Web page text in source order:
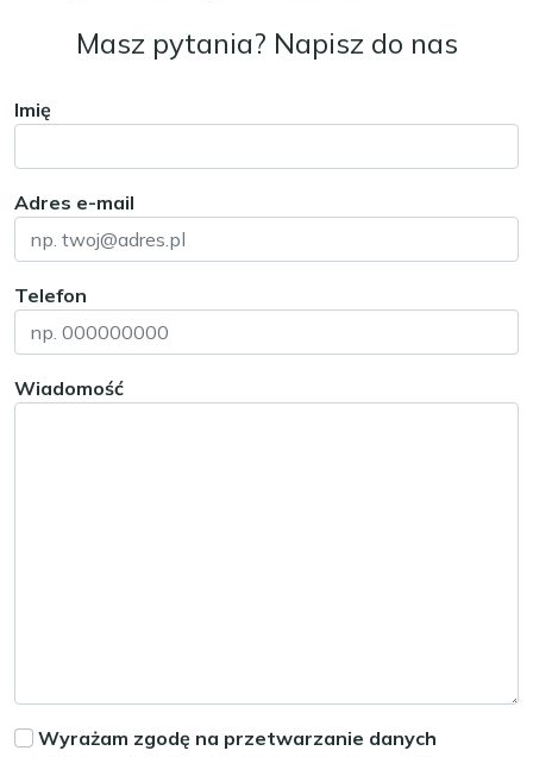
Masz pytania? Napisz do nas
Imię
Adres e-mail
Telefon
Wiadomość
Wyrażam zgodę na przetwarzanie danych